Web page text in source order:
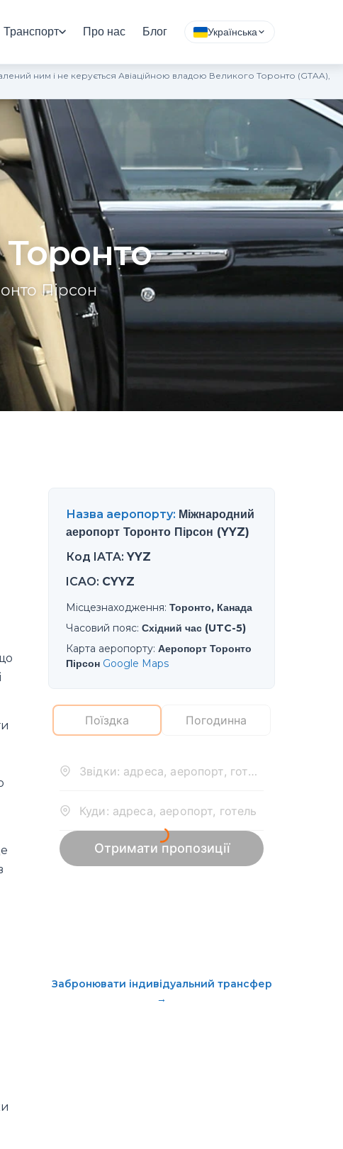
Транспорт Про нас Блог Українська
ним і не керується Авіаційною владою Великого Торонто (GTAA),
Пірсон
Назва аеропорту: Міжнародний
аеропорт Торонто Пірсон (YYZ)
Код IATA: YYZ
ICAO: CYYZ
Місцезнаходження: Торонто, Канада
Часовий пояс: Східний час (UTC-5)
Карта аеропорту: Аеропорт Торонто
Пірсон Google Maps
Забронювати індивідуальний трансфер
→